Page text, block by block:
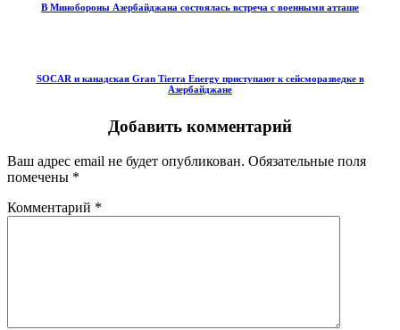
В Минобороны Азербайджана состоялась встреча с военными атташе
SOCAR и канадская Gran Tierra Energy приступают к сейсморазведке в
Азербайджане
Добавить комментарий
Ваш адрес email не будет опубликован. Обязательные поля
помечены *
Комментарий *